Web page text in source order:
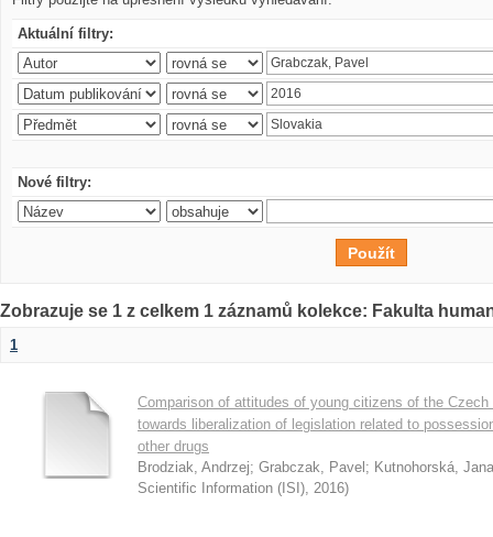
Aktuální filtry:
Nové filtry:
Zobrazuje se 1 z celkem 1 záznamů kolekce: Fakulta
1
Comparison of attitudes of young citizens of the
towards liberalization of legislation related to
other drugs
Brodziak, Andrzej; Grabczak, Pavel ; Kutnohorská, Jana
Scientific Information (ISI), 2016)